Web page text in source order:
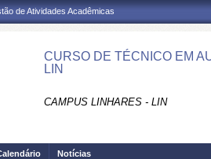
de Atividades Acadêmicas
CURSO DE TÉCNICO EM
LIN
CAMPUS LINHARES - LIN
Notícias